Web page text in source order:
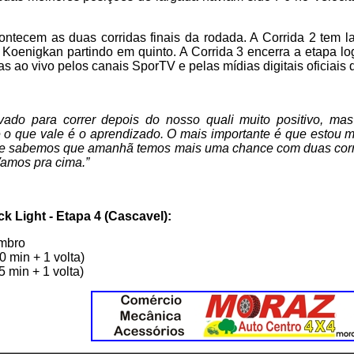
as duas corridas finais da rodada. A Corrida 2 tem
partindo em quinto. A Corrida 3 encerra a etapa
ao vivo pelos canais SporTV e pelas mídias digitais oficiais
para correr depois do nosso quali muito positivo,
que vale é o aprendizado. O mais importante é que estou
sabemos que amanhã temos mais uma chance com duas
pra cima.”
Light - Etapa 4 (Cascavel):
min + 1 volta)
min + 1 volta)